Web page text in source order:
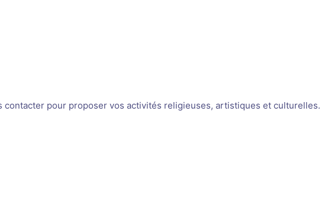
contacter pour proposer vos activités religieuses, artistiques et culturelles.